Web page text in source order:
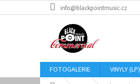
na
info@blackpointmusic.cz
FOTOGALERIE VINYLY (LP)